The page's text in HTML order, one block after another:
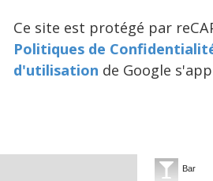
Ce site est protégé par
Politiques de
d'utilisation de Google
Bar